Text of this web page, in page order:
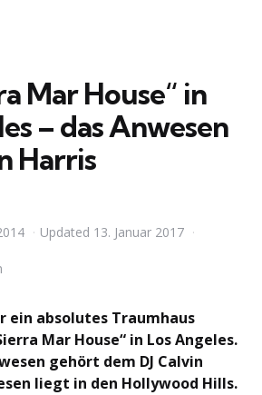
Mar House“ in
– das Anwesen
Harris
Updated 13. Januar 2017
ein absolutes Traumhaus
Mar House“ in Los Angeles.
gehört dem DJ Calvin
liegt in den Hollywood Hills.